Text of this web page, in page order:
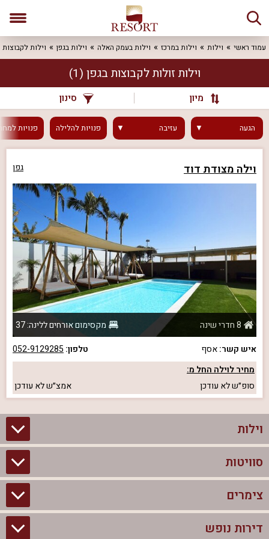
עמוד ראשי וילות וילות במרכז וילות בעמק האלה וילות בגפן וילות לקבוצות
וילות זולות לקבוצות בגפן (1)
מיון סינון
הגעה עזיבה פנויותלהלילה פנויות
וילה מצודת דוד גפן
8 חדרי שינה
מקסימום אורחים ללינה: 37
איש קשר:אסף טלפון: 052-9129285
מחיר לוילה החל מ:
סופ״שלא עודכן אמצ״שלא עודכן
וילות
וילות בצפון
וילות להשכרה
סוויטות
סוויטות בצפון
צימרים לזוגות עם בריכה פרטית
צימרים
צימרים בצפון
דירות נופש